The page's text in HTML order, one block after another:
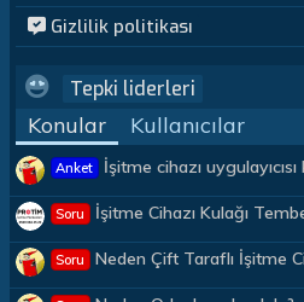
Gizlilik politikası
Tepki liderleri
Konular Kullanıcılar
Anket İşitme cihazı uygulayıcısı
Soru İşitme Cihazı Kulağı
Soru Neden Çift Taraflı İşitme